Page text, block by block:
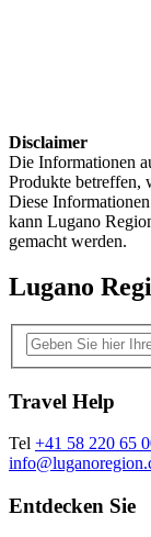
Disclaimer
Die Informationen
Produkte betreffen,
Diese
kann Lugano
gemacht werden.
Lugano
Travel Help
Tel +41 58 220 65
Entdecken Sie